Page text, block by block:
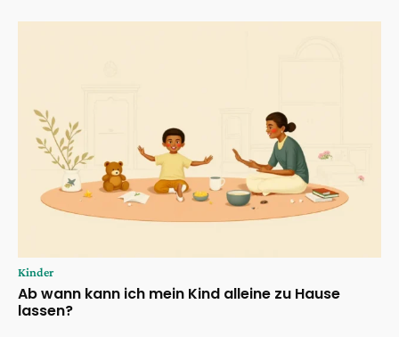
Kinder
Ab wann kann ich mein Kind alleine zu Hause
lassen?